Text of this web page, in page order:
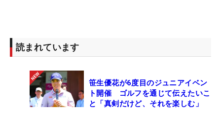
読まれています
笹生優花が6度目のジュニアイベン
ト開催 ゴルフを通じて伝えたいこ
と「真剣だけど、それを楽しむ」